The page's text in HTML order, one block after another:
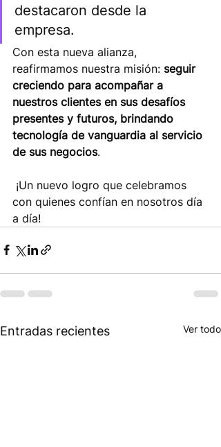
destacaron desde la
empresa.
Con esta nueva alianza,
reafirmamos nuestra misión: seguir
creciendo para acompañar a
nuestros clientes en sus desafíos
presentes y futuros, brindando
tecnología de vanguardia al servicio
de sus negocios.
con quienes confían en nosotros día
a día!
Entradas recientes Ver todo